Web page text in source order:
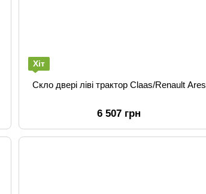
Хіт
Скло двері ліві трактор Claas/Renault Ares
6 507 грн